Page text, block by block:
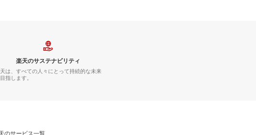
楽天のサステナビリティ
は、すべての人々にとって持続的な未来
指します。